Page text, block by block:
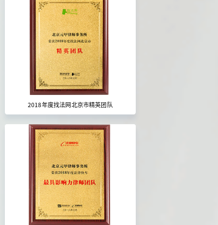
2018年度找法网北京市精英团队